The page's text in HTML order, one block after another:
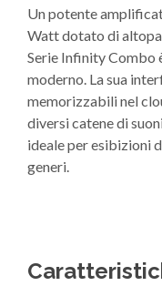
Un potente
Watt dotato di
Serie Infinity Combo
moderno. La sua
memorizzabili nel
diversi catene di
ideale per esibizioni
generi.